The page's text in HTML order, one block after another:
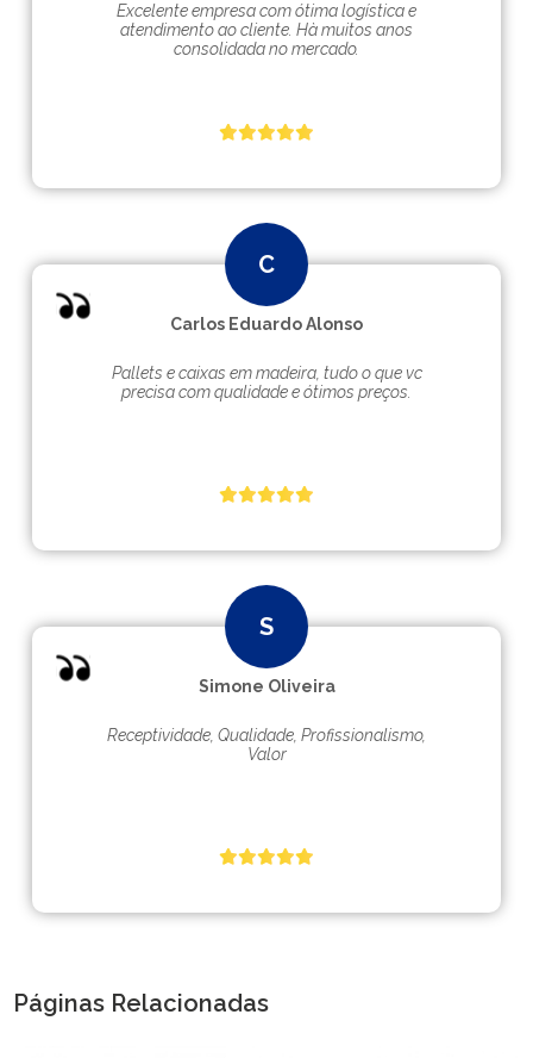
Excelente empresa com ótima logística e
atendimento ao cliente. Hà muitos anos
consolidada no mercado.
Carlos Eduardo Alonso
Pallets e caixas em madeira, tudo o que vc
precisa com qualidade e ótimos preços.
Simone Oliveira
Receptividade, Qualidade, Profissionalismo,
Valor
Páginas Relacionadas